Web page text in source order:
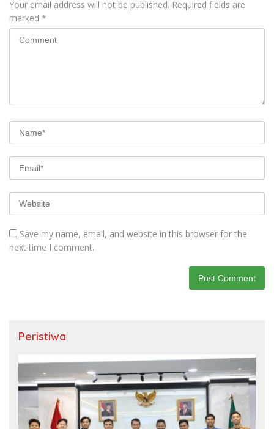
Your email address will not be published. Required fields are
marked *
Save my name, email, and website in this browser for the
next time I comment.
Peristiwa